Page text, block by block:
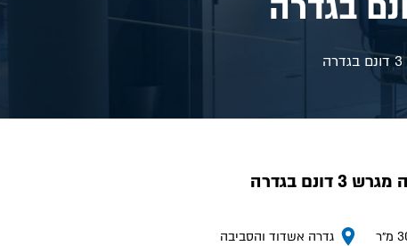
דונם בגדרה
גדרה אשדוד והסביבה